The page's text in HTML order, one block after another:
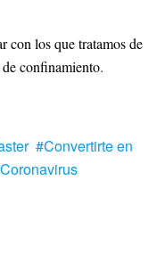
con los que tratamos de
confinamiento.
Convertirte en
Coronavirus